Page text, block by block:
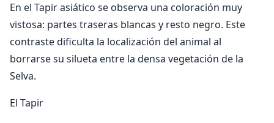
En el Tapir asiático se observa una coloración muy
vistosa: partes traseras blancas y resto negro. Este
contraste dificulta la localización del animal al
borrarse su silueta entre la densa vegetación de la
Selva.
El Tapir